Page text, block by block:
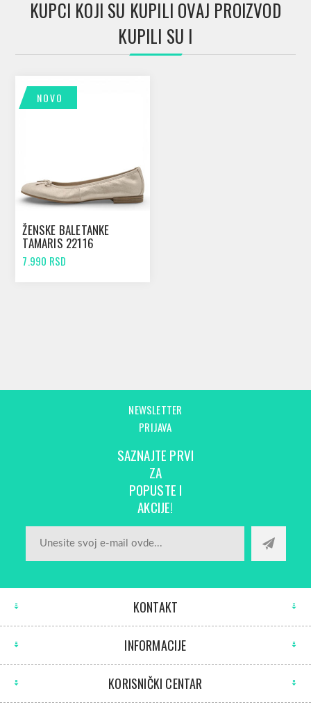
KUPCI KOJI SU KUPILI OVAJ PROIZVOD
KUPILI SU I
NOVO
ŽENSKE BALETANKE
TAMARIS 22116
CHAMPAGNE
7.990 RSD
NEWSLETTER
PRIJAVA
SAZNAJTE PRVI
ZA
POPUSTE I
AKCIJE!
KONTAKT
INFORMACIJE
KORISNIČKI CENTAR